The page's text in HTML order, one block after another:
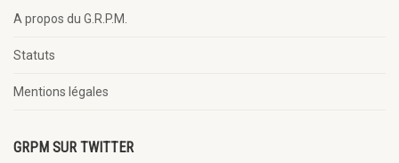
A propos du G.R.P.M.
Statuts
Mentions légales
GRPM SUR TWITTER